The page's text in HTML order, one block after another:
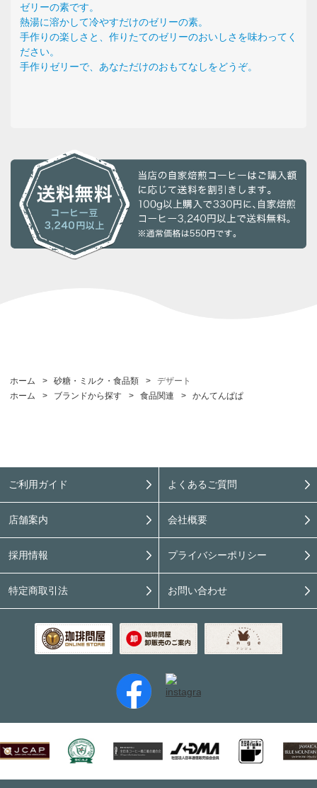
ゼリーの素です。
熱湯に溶かして冷やすだけのゼリーの素。
手作りの楽しさと、作りたてのゼリーのおいしさを味わってく
ださい。
手作りゼリーで、あなただけのおもてなしをどうぞ。
ホーム > 砂糖・ミルク・食品類 >
デザート
ホーム
> ブランドから探す > 食品関連 > かんてんぱぱ
ご利用ガイド よくあるご質問
店舗案内 会社概要
採用情報 プライバシーポリシー
特定商取引法 お問い合わせ